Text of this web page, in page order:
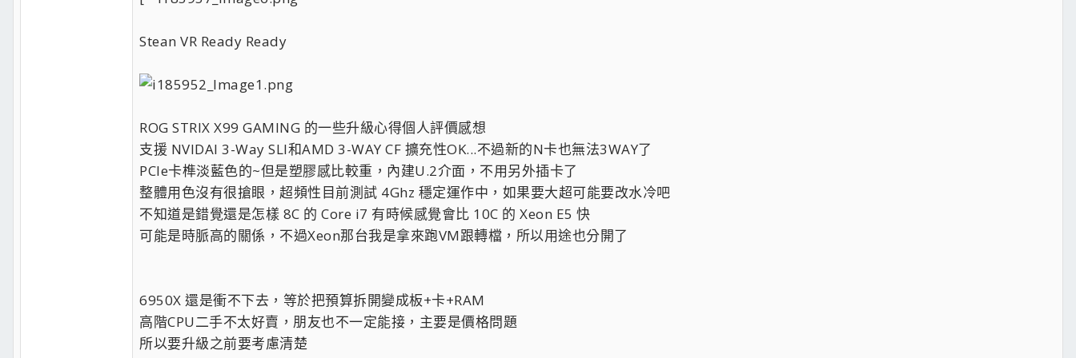
Stean VR Ready Ready
ROG STRIX X99 GAMING 的一些升級心得個人評價感想
支援 NVIDAI 3-Way SLI和AMD 3-WAY CF 擴充性OK...不過新的N卡也無法3WAY了
PCIe卡榫淡藍色的~但是塑膠感比較重，內建U.2介面，不用另外插卡了
整體用色沒有很搶眼，超頻性目前測試 4Ghz 穩定運作中，如果要大超可能要改水冷吧
不知道是錯覺還是怎樣 8C 的 Core i7 有時候感覺會比 10C 的 Xeon E5 快
可能是時脈高的關係，不過Xeon那台我是拿來跑VM跟轉檔，所以用途也分開了
6950X 還是衝不下去，等於把預算拆開變成板+卡+RAM
高階CPU二手不太好賣，朋友也不一定能接，主要是價格問題
所以要升級之前要考慮清楚